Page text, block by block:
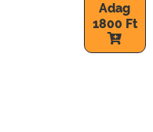
Adag
1800 Ft